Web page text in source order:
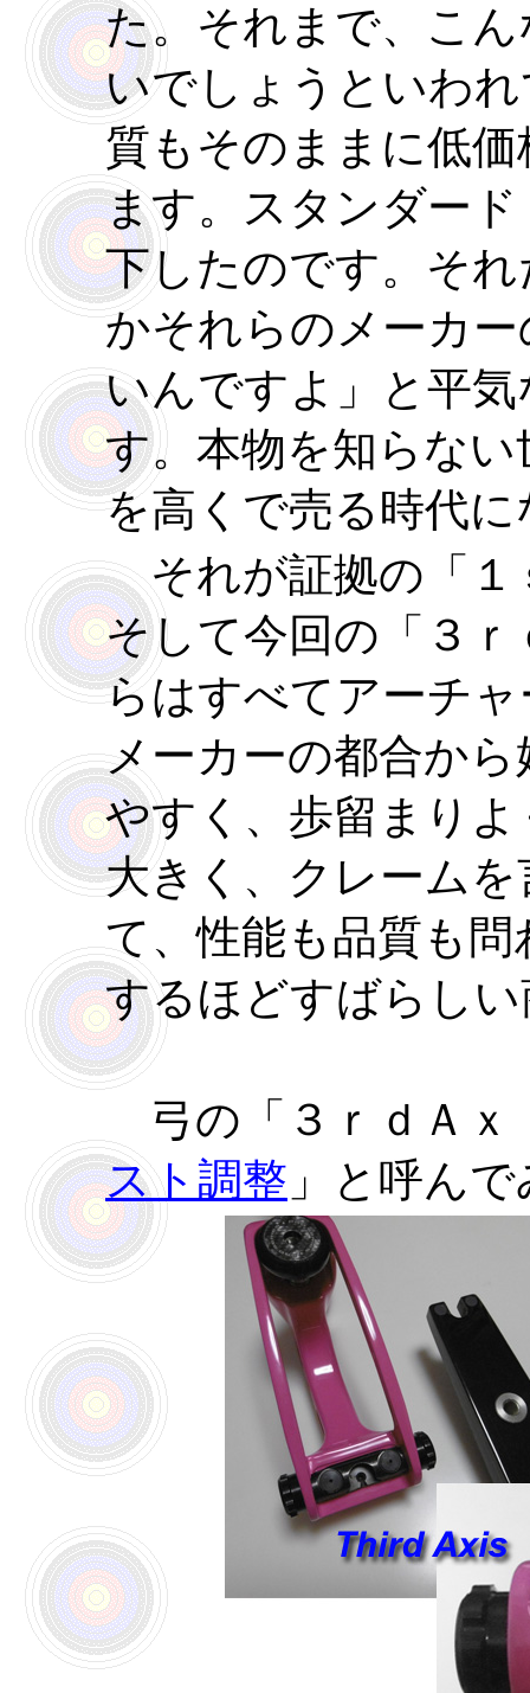
た。それまで、こ
いでしょうといわ
質もそのままに低
ます。スタンダー
下したのです。そ
かそれらのメーカ
いんですよ」と平
す。本物を知らな
を高くで売る時代
それが証拠の「１
そして今回の「３
らはすべてアーチ
メーカーの都合か
やすく、歩留まり
大きく、クレーム
て、性能も品質も
するほどすばらし
弓の「３ｒｄＡｘ
スト調整 」と呼ん